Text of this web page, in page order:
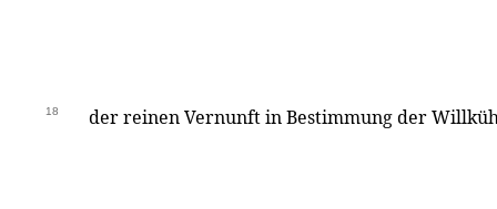
18 der reinen Vernunft in Bestimmung der